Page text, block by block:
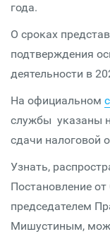
года.
О сроках
подтверждения
деятельности в
На официальном
службы указаны
сдачи налоговой
Узнать,
Постановление
председателем
Мишустиным,